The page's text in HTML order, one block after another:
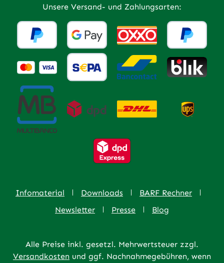
Unsere Versand- und Zahlungsarten:
Infomaterial Downloads
BARF Rechner
Newsletter
Presse Blog
Alle Preise inkl. gesetzl. Mehrwertsteuer zzgl.
Versandkosten und ggf. Nachnahmegebühren, wenn